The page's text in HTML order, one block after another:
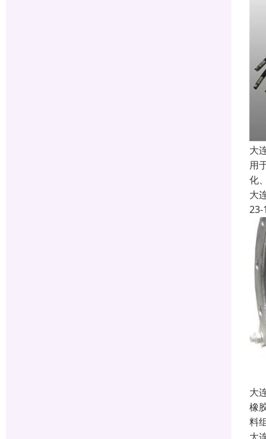
大
用
化
大
23-
大
橡
料